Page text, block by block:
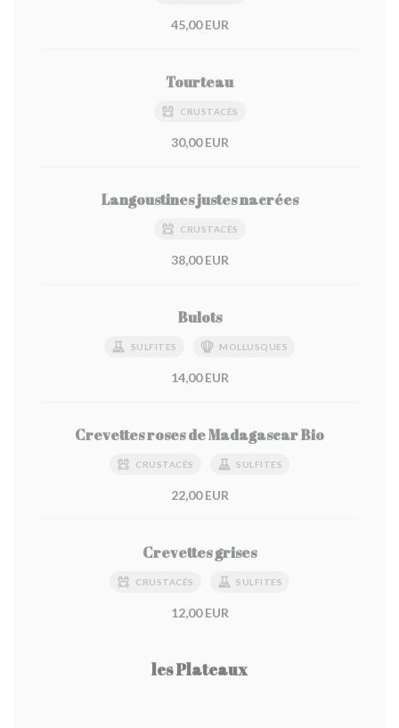
45,00 EUR
Tourteau
CRUSTACÉS
30,00 EUR
Langoustines justes nacrées
CRUSTACÉS
38,00 EUR
Bulots
SULFITES MOLLUSQUES
14,00 EUR
Crevettes roses de Madagascar Bio
CRUSTACÉS SULFITES
22,00 EUR
Crevettes grises
CRUSTACÉS SULFITES
12,00 EUR
les Plateaux